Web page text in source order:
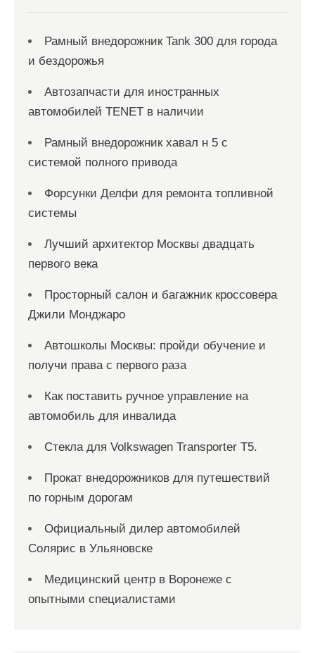
Рамный внедорожник Tank 300 для города
и бездорожья
Автозапчасти для иностранных
автомобилей TENET в наличии
Рамный внедорожник хавал н 5 с
системой полного привода
Форсунки Делфи для ремонта топливной
системы
Лучший архитектор Москвы двадцать
первого века
Просторный салон и багажник кроссовера
Джили Монджаро
Автошколы Москвы: пройди обучение и
получи права с первого раза
Как поставить ручное управление на
автомобиль для инвалида
Стекла для Volkswagen Transporter T5.
Прокат внедорожников для путешествий
по горным дорогам
Официальный дилер автомобилей
Солярис в Ульяновске
Медицинский центр в Воронеже с
опытными специалистами